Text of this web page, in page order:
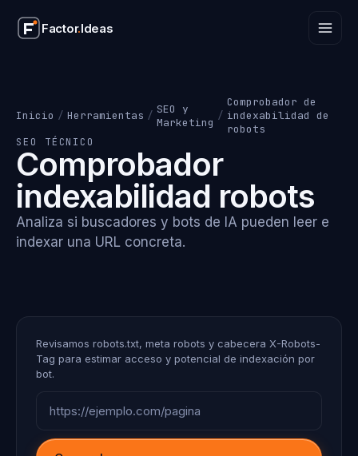
Factor.Ideas
Factor.Ideas
Inicio / Herramientas / SEO y
Marketing /
Comprobador de
indexabilidad de
robots
SEO TÉCNICO
Comprobador
indexabilidad robots
Analiza si buscadores y bots de IA pueden leer e
indexar una URL concreta.
Revisamos robots.txt, meta robots y cabecera X-Robots-
Tag para estimar acceso y potencial de indexación por
bot.